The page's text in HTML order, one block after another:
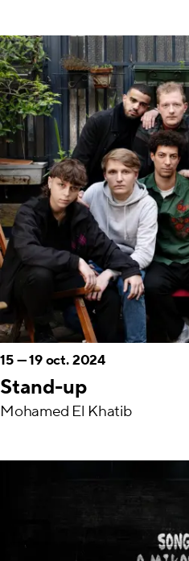
Stand-up
15—19 oct. 2024
Mohamed El Khatib